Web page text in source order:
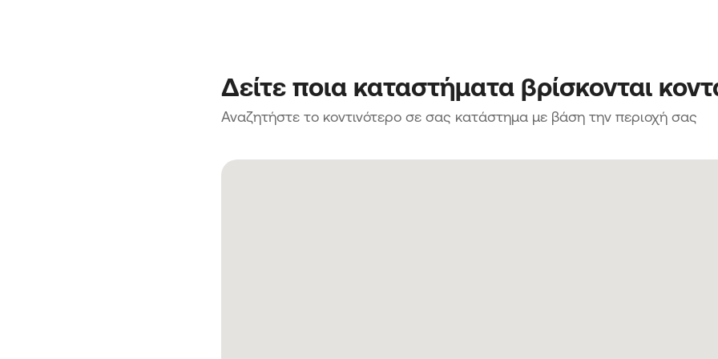
Δείτε ποια καταστήματα βρίσκονται
Αναζητήστε το κοντινότερο σε σας κατάστημα με βάση την περιοχή σας